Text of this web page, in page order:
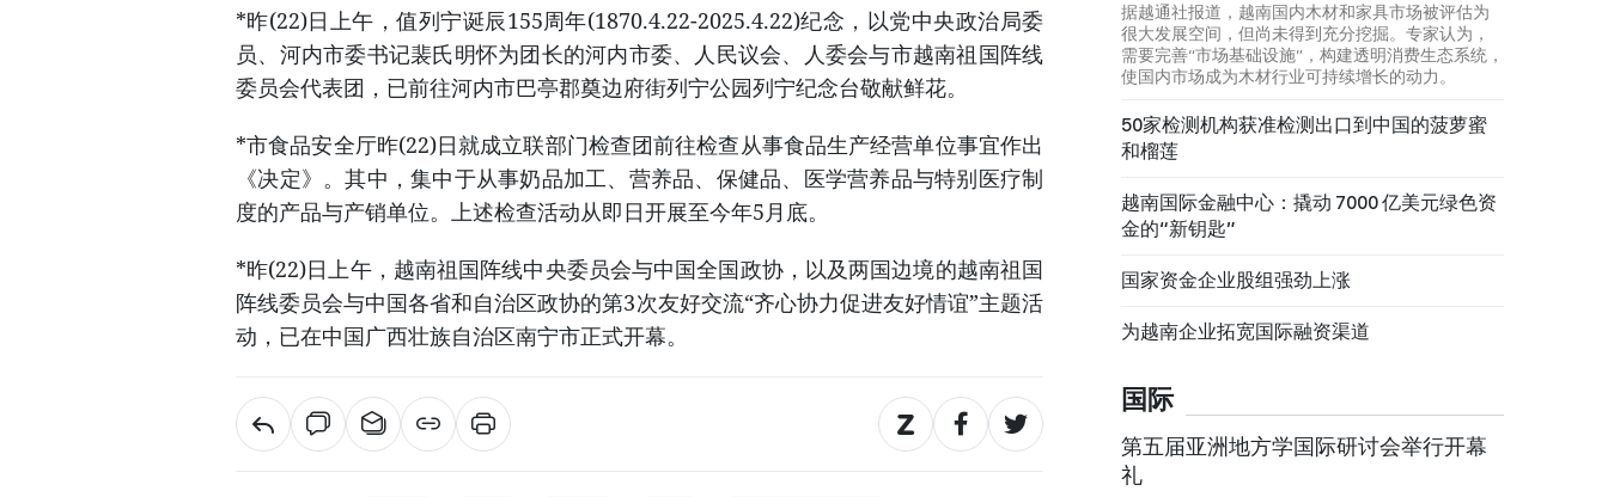
*昨(22)日上午，值列宁诞辰155周年(1870.4.22-2025.4.22)纪念，以党中央政治局委
员、河内市委书记裴氏明怀为团长的河内市委、人民议会、人委会与市越南祖国阵线
委员会代表团，已前往河内市巴亭郡奠边府街列宁公园列宁纪念台敬献鲜花。
*市食品安全厅昨(22)日就成立联部门检查团前往检查从事食品生产经营单位事宜作出
《决定》。其中，集中于从事奶品加工、营养品、保健品、医学营养品与特别医疗制
度的产品与产销单位。上述检查活动从即日开展至今年5月底。
*昨(22)日上午，越南祖国阵线中央委员会与中国全国政协，以及两国边境的越南祖国
阵线委员会与中国各省和自治区政协的第3次友好交流“齐心协力促进友好情谊”主题活
动，已在中国广西壮族自治区南宁市正式开幕。
据越通社报道，越南国内木材和家具市场被评估为
很大发展空间，但尚未得到充分挖掘。专家认为，
需要完善“市场基础设施”，构建透明消费生态系统，
使国内市场成为木材行业可持续增长的动力。
50家检测机构获准检测出口到中国的菠萝蜜
和榴莲
越南国际金融中心：撬动 7000 亿美元绿色资
金的“新钥匙”
国家资金企业股组强劲上涨
为越南企业拓宽国际融资渠道
国际
第五届亚洲地方学国际研讨会举行开幕
礼